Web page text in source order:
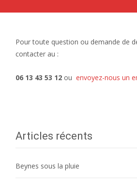
Pour toute question ou demande de
contacter au :
06 13 43 53 12 ou envoyez-nous un
Articles récents
Beynes sous la pluie